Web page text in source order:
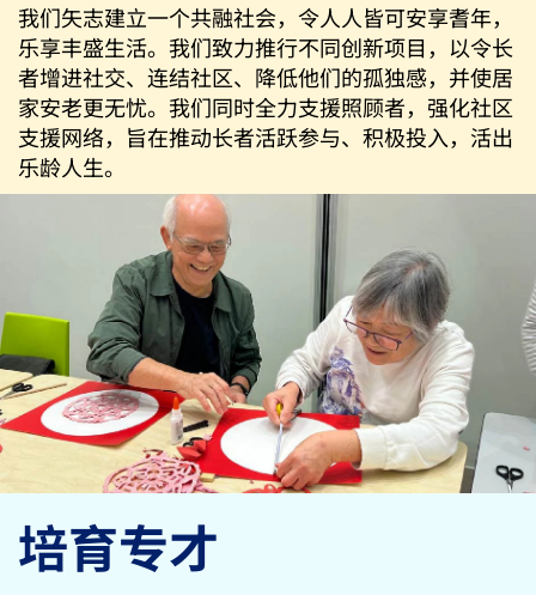
我们矢志建立一个共融社会，令人人皆可安享耆年，
乐享丰盛生活。我们致力推行不同创新项目，以令长
者增进社交、连结社区、降低他们的孤独感，并使居
家安老更无忧。我们同时全力支援照顾者，强化社区
支援网络，旨在推动长者活跃参与、积极投入，活出
乐龄人生。
培育专才